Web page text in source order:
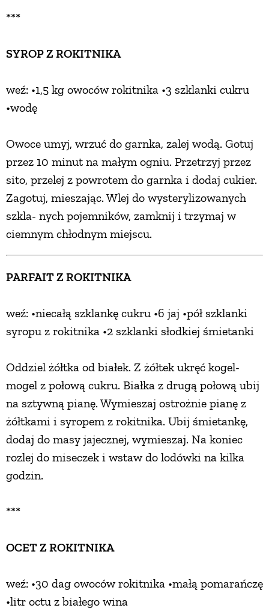
***
SYROP Z ROKITNIKA
weź: •1,5 kg owoców rokitnika •3 szklanki cukru
•wodę
Owoce umyj, wrzuć do garnka, zalej wodą. Gotuj
przez 10 minut na małym ogniu. Przetrzyj przez
sito, przelej z powrotem do garnka i dodaj cukier.
Zagotuj, mieszając. Wlej do wysterylizowanych
szkla- nych pojemników, zamknij i trzymaj w
ciemnym chłodnym miejscu.
PARFAIT Z ROKITNIKA
weź: •niecałą szklankę cukru •6 jaj •pół szklanki
syropu z rokitnika •2 szklanki słodkiej śmietanki
Oddziel żółtka od białek. Z żółtek ukręć kogel-
mogel z połową cukru. Białka z drugą połową ubij
na sztywną pianę. Wymieszaj ostrożnie pianę z
żółtkami i syropem z rokitnika. Ubij śmietankę,
dodaj do masy jajecznej, wymieszaj. Na koniec
rozlej do miseczek i wstaw do lodówki na kilka
godzin.
***
OCET Z ROKITNIKA
weź: •30 dag owoców rokitnika •małą pomarańczę
•litr octu z białego wina